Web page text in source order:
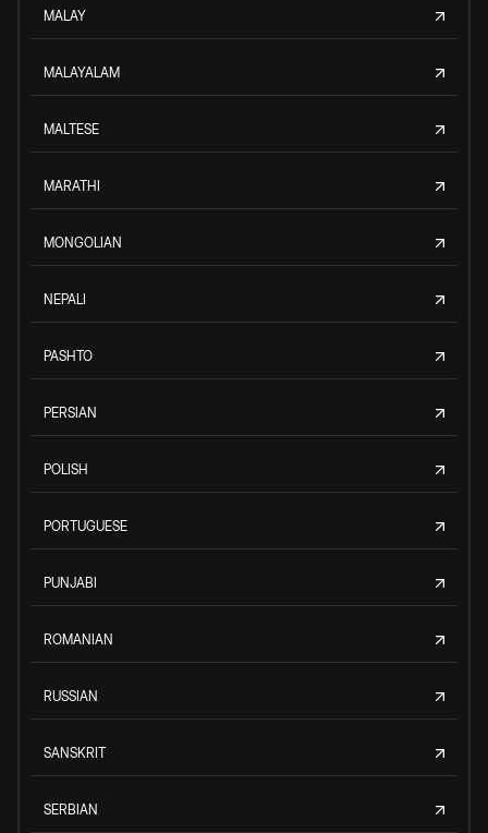
MALAY
MALAYALAM
MALTESE
MARATHI
MONGOLIAN
NEPALI
PASHTO
PERSIAN
POLISH
PORTUGUESE
PUNJABI
ROMANIAN
RUSSIAN
SANSKRIT
SERBIAN